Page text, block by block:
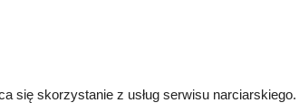
się skorzystanie z usług serwisu